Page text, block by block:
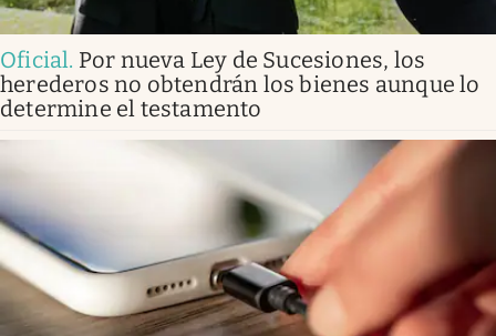
Oficial. Por nueva Ley de Sucesiones, los
herederos no obtendrán los bienes aunque lo
determine el testamento